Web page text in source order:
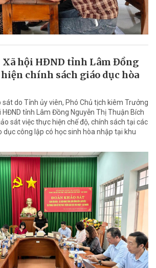
Xã hội HĐND tỉnh Lâm Đồng
chính sách giáo dục hòa
do Tỉnh ủy viên, Phó Chủ tịch kiêm Trưởng
HĐND tỉnh Lâm Đồng Nguyễn Thị Thuận Bích
sát việc thực hiện chế độ, chính sách tại các
dục công lập có học sinh hòa nhập tại khu